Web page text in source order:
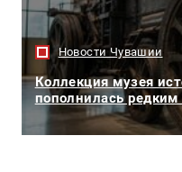
Новости Чувашии
Коллекция музея
пополнилась